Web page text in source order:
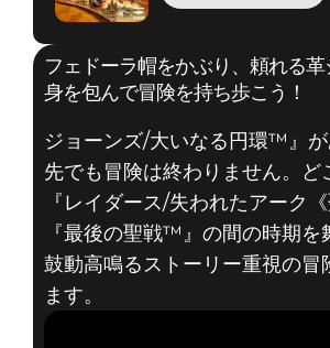
2026年5月12日
『インディ
ョーンズ/
る円環™』
フェドーラ帽をかぶり、頼れる
身を包んで冒険を持ち歩こう！
ジョーンズ/大いなる円環™』
先でも冒険は終わりません。ど
『レイダース/失われたアーク
『最後の聖戦™』の間の時期を
鼓動高鳴るストーリー重視の冒
ます。